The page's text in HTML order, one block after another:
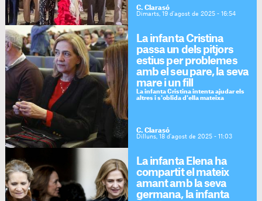
C. Clarasó
Dimarts, 19 d'agost de 2025 - 16:54
La infanta Cristina
passa un dels pitjors
estius per problemes
amb el seu pare, la seva
mare i un fill
La infanta Cristina intenta ajudar els
altres i s'oblida d'ella mateixa
C. Clarasó
Dilluns, 18 d'agost de 2025 - 11:03
La infanta Elena ha
compartit el mateix
amant amb la seva
germana, la infanta